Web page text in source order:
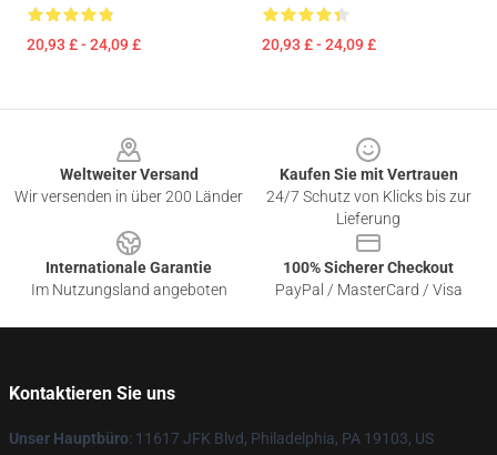
20,93 £ - 24,09 £ 20,93 £ - 24,09 £
Weltweiter Versand
Wir versenden in über 200 Länder
Kaufen Sie mit Vertrauen
24/7 Schutz von Klicks bis zur
Lieferung
Internationale Garantie
Im Nutzungsland angeboten
100% Sicherer Checkout
PayPal / MasterCard / Visa
Kontaktieren Sie uns
Unser Hauptbüro: 11617 JFK Blvd, Philadelphia, PA 19103, US